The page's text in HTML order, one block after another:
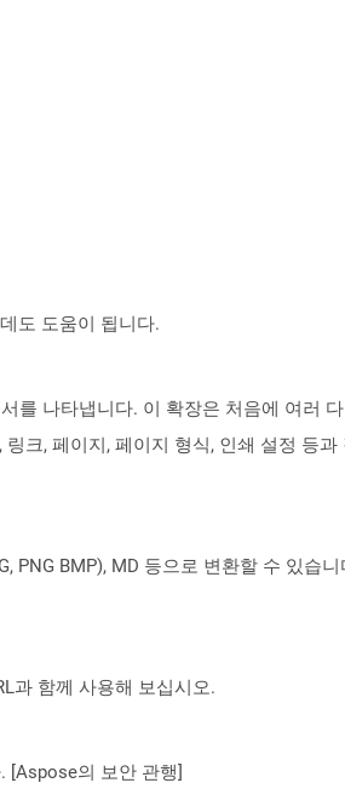
도 도움이 됩니다.
를 나타냅니다. 이 확장은 처음에 여러
크, 페이지, 페이지 형식, 인쇄 설정 등과
PNG BMP), MD 등으로 변환할 수 있습니
과 함께 사용해 보십시오.
[Aspose의 보안 관행]